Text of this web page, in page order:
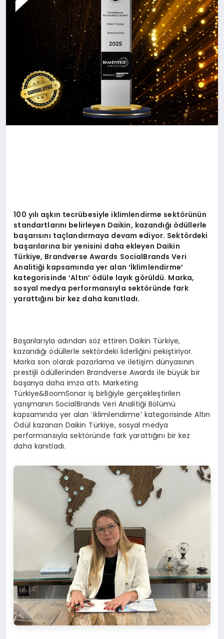
100 yılı aşkın tecrübesiyle iklimlendirme sektörünün
standartlarını belirleyen Daikin, kazandığı ödüllerle
başarısını taçlandırmaya devam ediyor. Sektördeki
başarılarına bir yenisini daha ekleyen Daikin
Türkiye, Brandverse Awards SocialBrands Veri
Analitiği kapsamında yer alan ‘İklimlendirme’
kategorisinde‘Altın’ ödüle layık görüldü. Marka,
sosyal medya performansıyla sektöründe fark
yarattığını bir kez daha kanıtladı.
Başarılarıyla adından söz ettiren Daikin Türkiye,
kazandığı ödüllerle sektördeki liderliğini pekiştiriyor.
Marka son olarak pazarlama ve iletişim dünyasının
prestijli ödüllerinden Brandverse Awards ile büyük bir
başarıya daha imza attı. Marketing
Türkiye&BoomSonar iş birliğiyle gerçekleştirilen
yarışmanın SocialBrands Veri Analitiği Bölümü
kapsamında yer alan ‘iklimlendirme’ kategorisinde Altın
Ödül kazanan Daikin Türkiye, sosyal medya
performansıyla sektöründe fark yarattığını bir kez
daha kanıtladı.